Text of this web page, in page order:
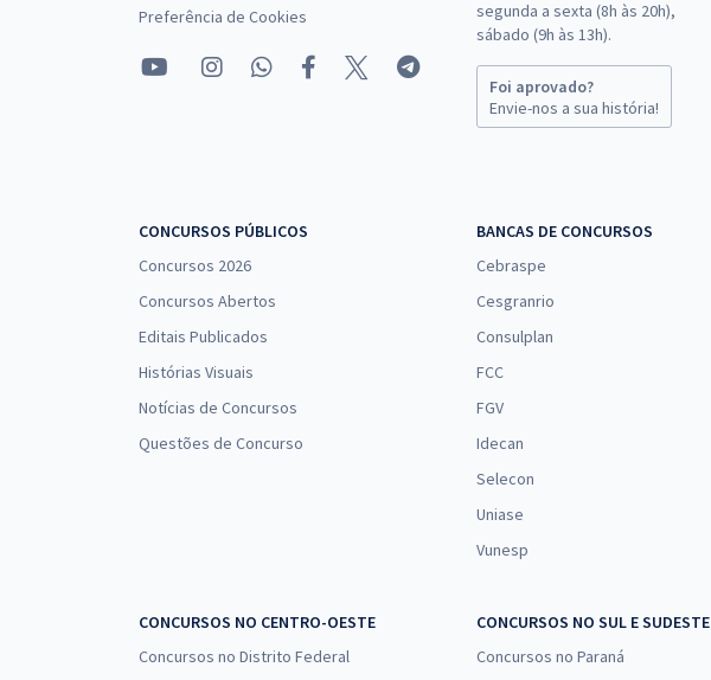
Preferência de Cookies
segunda a sexta (8h às 20h),
sábado (9h às 13h).
Foi aprovado?
Envie-nos a sua história!
CONCURSOS PÚBLICOS
Concursos 2026
Concursos Abertos
Editais Publicados
Histórias Visuais
Notícias de Concursos
Questões de Concurso
BANCAS DE CONCURSOS
Cebraspe
Cesgranrio
Consulplan
FCC
FGV
Idecan
Selecon
Uniase
Vunesp
CONCURSOS NO CENTRO-OESTE
Concursos no Distrito Federal
CONCURSOS NO SUL E SUDESTE
Concursos no Paraná